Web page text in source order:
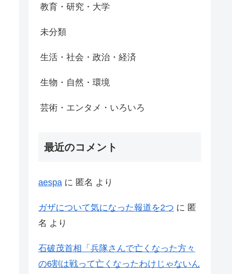
教育・研究・大学
未分類
生活・社会・政治・経済
生物・自然・環境
芸術・エンタメ・いろいろ
最近のコメント
aespa に 匿名 より
ガザについて気になった報道を2つ に 匿
名 より
石破茂首相「兵隊さんで亡くなった方々
の6割は戦って亡くなったわけじゃないん